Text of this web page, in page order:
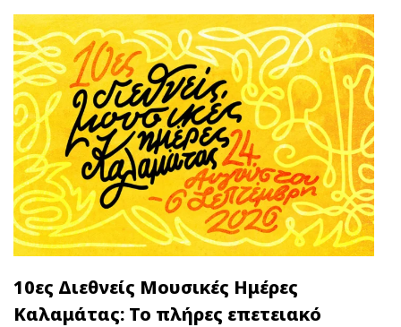
10ες Διεθνείς Μουσικές Ημέρες
Καλαμάτας: Το πλήρες επετειακό